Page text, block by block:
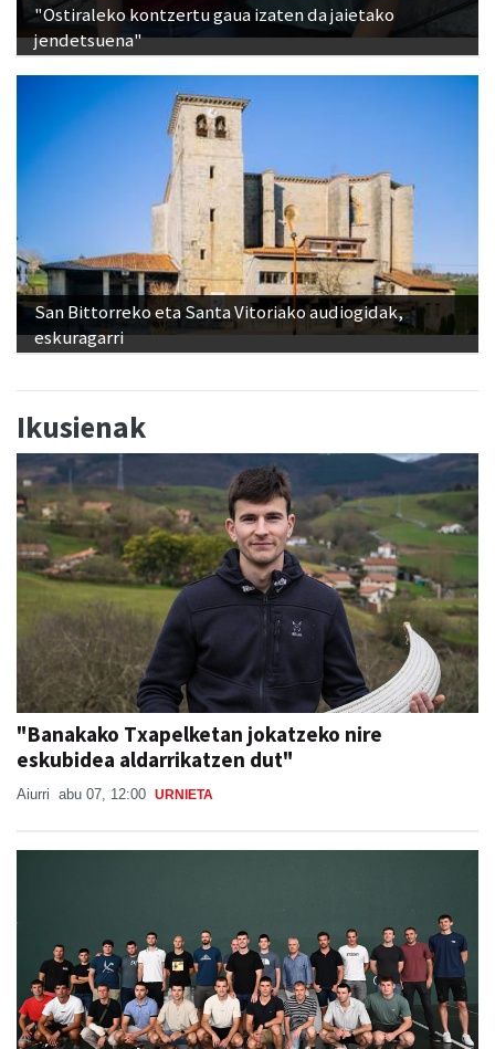
"Ostiraleko kontzertu gaua izaten da jaietako
jendetsuena"
San Bittorreko eta Santa Vitoriako audiogidak,
eskuragarri
Ikusienak
"Banakako Txapelketan jokatzeko nire
eskubidea aldarrikatzen dut"
Aiurri abu 07, 12:00 URNIETA